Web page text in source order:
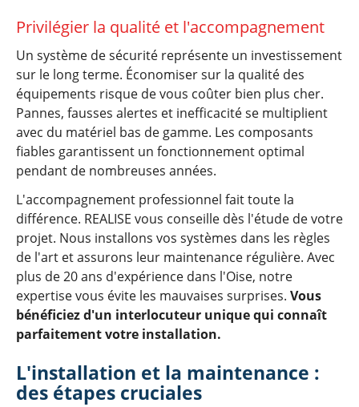
Privilégier la qualité et l'accompagnement
Un système de sécurité représente un investissement
sur le long terme. Économiser sur la qualité des
équipements risque de vous coûter bien plus cher.
Pannes, fausses alertes et inefficacité se multiplient
avec du matériel bas de gamme. Les composants
fiables garantissent un fonctionnement optimal
pendant de nombreuses années.
L'accompagnement professionnel fait toute la
différence. REALISE vous conseille dès l'étude de votre
projet. Nous installons vos systèmes dans les règles
de l'art et assurons leur maintenance régulière. Avec
plus de 20 ans d'expérience dans l'Oise, notre
expertise vous évite les mauvaises surprises. Vous
bénéficiez d'un interlocuteur unique qui connaît
parfaitement votre installation.
L'installation et la maintenance :
des étapes cruciales